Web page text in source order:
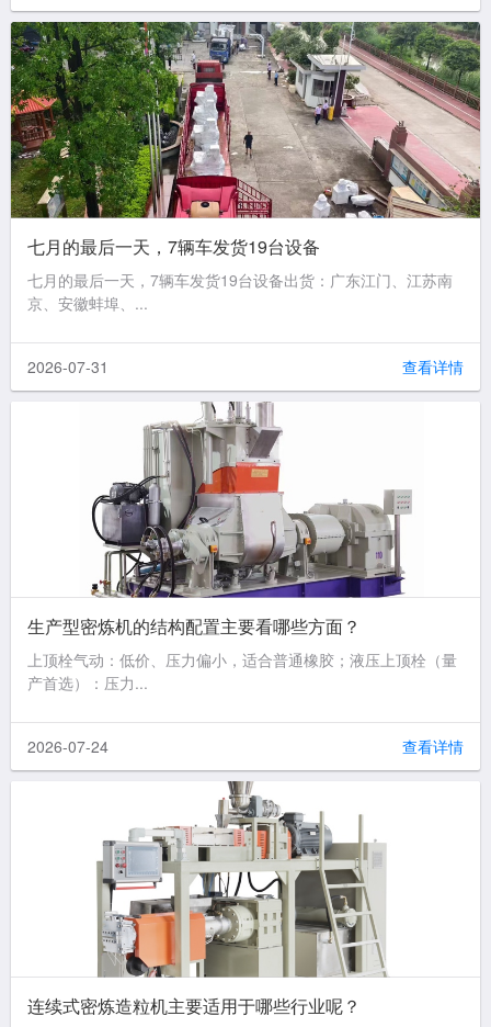
七月的最后一天，7辆车发货19台设备
七月的最后一天，7辆车发货19台设备出货：广东江门、江苏南
京、安徽蚌埠、...
2026-07-31 查看详情
生产型密炼机的结构配置主要看哪些方面？
上顶栓气动：低价、压力偏小，适合普通橡胶；液压上顶栓（量
产首选）：压力...
2026-07-24 查看详情
连续式密炼造粒机主要适用于哪些行业呢？